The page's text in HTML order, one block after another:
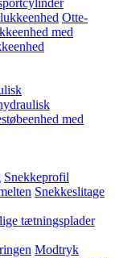
Otte-
med
med
Snekkeprofil
Snekkeslitage
tætningsplader
Modtryk